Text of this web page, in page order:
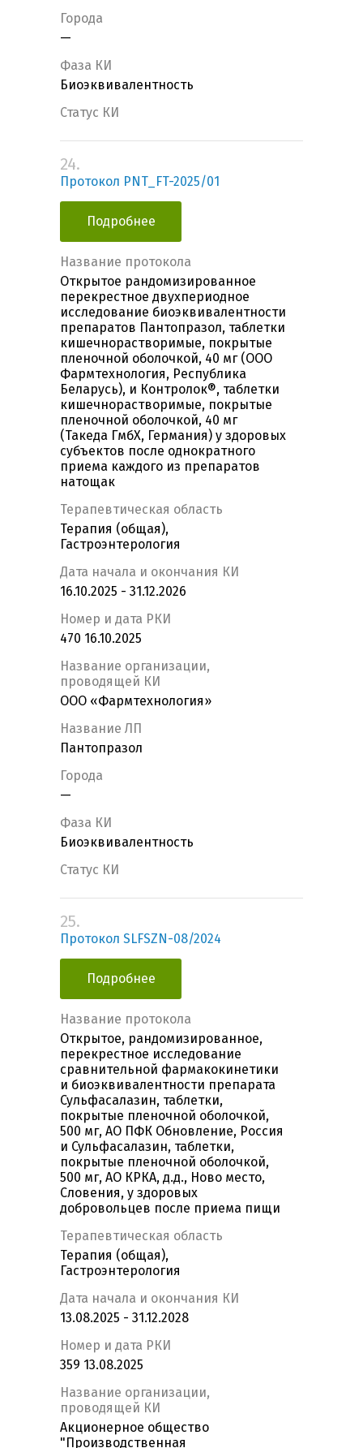
Города
—
Фаза КИ
Биоэквивалентность
Статус КИ
24.
Протокол PNT_FT-2025/01
Подробнее
Название протокола
Открытое рандомизированное
перекрестное двухпериодное
исследование биоэквивалентности
препаратов Пантопразол, таблетки
кишечнорастворимые, покрытые
пленочной оболочкой, 40 мг (ООО
Фармтехнология, Республика
Беларусь), и Контролок®, таблетки
кишечнорастворимые, покрытые
пленочной оболочкой, 40 мг
(Такеда ГмбХ, Германия) у здоровых
субъектов после однократного
приема каждого из препаратов
натощак
Терапевтическая область
Терапия (общая),
Гастроэнтерология
Дата начала и окончания КИ
16.10.2025 - 31.12.2026
Номер и дата РКИ
470 16.10.2025
Название организации,
проводящей КИ
ООО «Фармтехнология»
Название ЛП
Пантопразол
Города
—
Фаза КИ
Биоэквивалентность
Статус КИ
25.
Протокол SLFSZN-08/2024
Подробнее
Название протокола
Открытое, рандомизированное,
перекрестное исследование
сравнительной фармакокинетики
и биоэквивалентности препарата
Сульфасалазин, таблетки,
покрытые пленочной оболочкой,
500 мг, АО ПФК Обновление, Россия
и Сульфасалазин, таблетки,
покрытые пленочной оболочкой,
500 мг, АО КРКА, д.д., Ново место,
Словения, у здоровых
добровольцев после приема пищи
Терапевтическая область
Терапия (общая),
Гастроэнтерология
Дата начала и окончания КИ
13.08.2025 - 31.12.2028
Номер и дата РКИ
359 13.08.2025
Название организации,
проводящей КИ
Акционерное общество
"Производственная